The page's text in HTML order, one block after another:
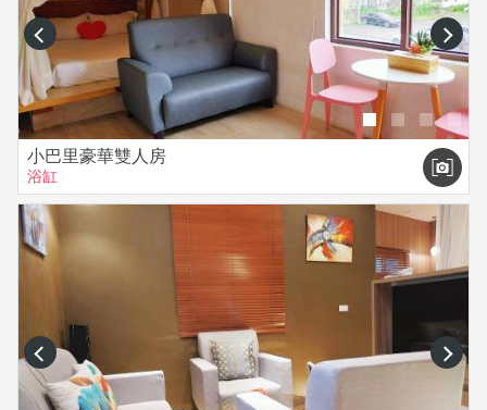
prev next
小巴里豪華雙人房
浴缸
prev next